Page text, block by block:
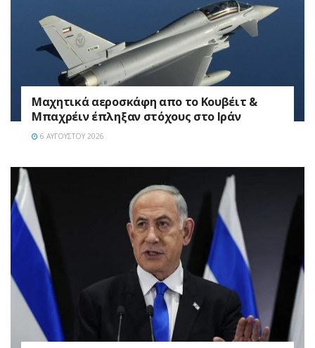
Mαχητικά αεροσκάφη απο το Κουβέιτ &
Μπαχρέιν έπληξαν στόχους στο Ιράν
6 ΑΥΓΟΎΣΤΟΥ 2026